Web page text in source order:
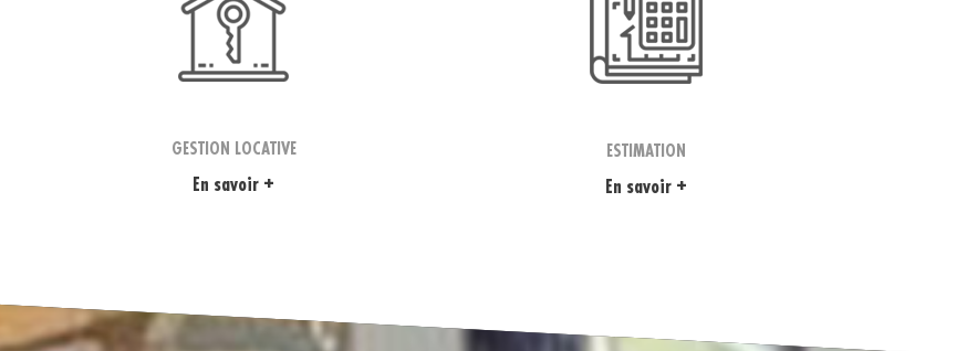
GESTION LOCATIVE
En savoir +
ESTIMATION
En savoir +